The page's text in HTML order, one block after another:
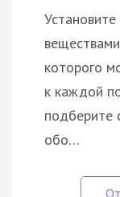
которого
к каждой
подберите
обо…